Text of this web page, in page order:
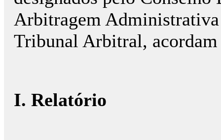
Arbitragem
Tribunal Arbitral, acordam
I. Relatório